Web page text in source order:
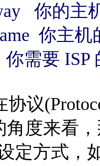
你的主
你主机
需要 ISP
协议
角度来看
定方式，